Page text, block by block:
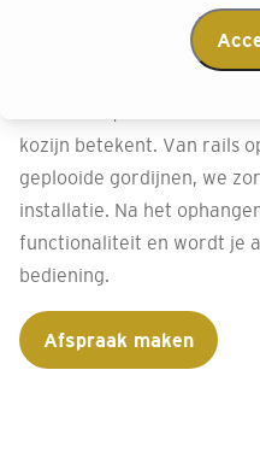
Bij Decokay Roden willen
Daarom kun je kiezen
kozijn betekent. Van rails
geplooide gordijnen, we
installatie. Na het
functionaliteit en wordt je
bediening.
Afspraak maken